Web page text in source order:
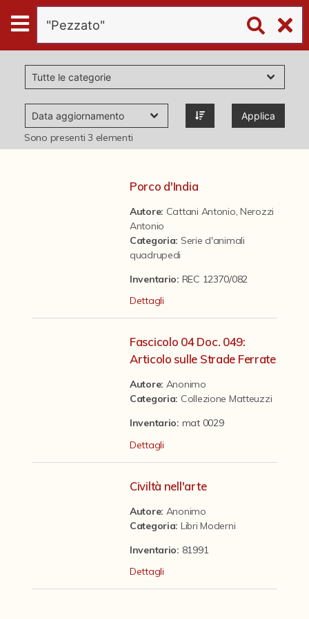
Digital
Humanities
Donazioni
Pubblicazioni
Il progetto Digital Humanities
Applica
Sono presenti3 elementi
Porco d'India
Autore: Cattani Antonio ,Nerozzi
Antonio
Categoria: Serie d'animali
quadrupedi
Inventario: REC 12370/082
Dettagli
Fascicolo 04 Doc. 049:
Articolo sulle Strade Ferrate
Autore: Anonimo
Categoria: Collezione Matteuzzi
Inventario: mat 0029
Dettagli
Civiltà nell'arte
Autore: Anonimo
Categoria: Libri Moderni
Inventario: 81991
Dettagli